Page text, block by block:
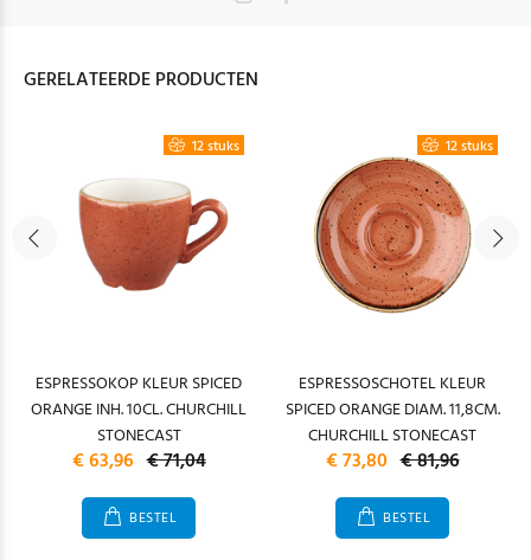
GERELATEERDE PRODUCTEN
12 stuks
ESPRESSOKOP KLEUR SPICED
ORANGE INH. 10CL. CHURCHILL
STONECAST
€ 63,96 € 71,04
BESTEL
12 stuks
ESPRESSOSCHOTEL KLEUR
SPICED ORANGE DIAM. 11,8CM.
CHURCHILL STONECAST
€ 73,80 € 81,96
BESTEL